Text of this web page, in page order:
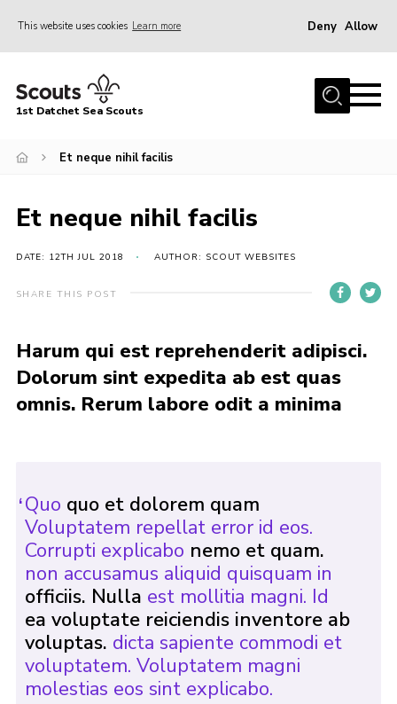
This website uses cookies Learn more Deny Allow
Home
Join
Events
Gallery
Contact
Leaders Resources
District Website
Join
1st Datchet Sea Scouts
Et neque nihil facilis
Et neque nihil facilis
DATE: 12TH JUL 2018 AUTHOR: SCOUT WEBSITES
SHARE THIS POST
Harum qui est reprehenderit adipisci.
Dolorum sint expedita ab est quas
omnis. Rerum labore odit a minima
Quo quo et dolorem quam
Voluptatem repellat error id eos.
Corrupti explicabo nemo et quam.
non accusamus aliquid quisquam in
officiis. Nulla est mollitia magni. Id
ea voluptate reiciendis inventore ab
voluptas. dicta sapiente commodi et
voluptatem. Voluptatem magni
molestias eos sint explicabo.